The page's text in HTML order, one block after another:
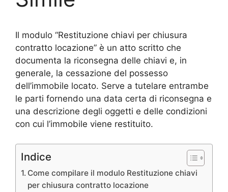
Il modulo “Restituzione chiavi per chiusura
contratto locazione” è un atto scritto che
documenta la riconsegna delle chiavi e, in
generale, la cessazione del possesso
dell’immobile locato. Serve a tutelare entrambe
le parti fornendo una data certa di riconsegna e
una descrizione degli oggetti e delle condizioni
con cui l’immobile viene restituito.
Indice
Come compilare il modulo Restituzione chiavi
per chiusura contratto locazione​